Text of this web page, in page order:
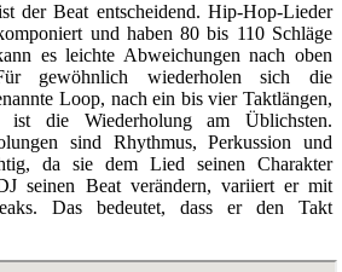
der Beat entscheidend. Hip-Hop-Lieder
und haben 80 bis 110 Schläge
es leichte Abweichungen nach oben
gewöhnlich wiederholen sich die
Loop, nach ein bis vier Taktlängen,
ist die Wiederholung am Üblichsten.
sind Rhythmus, Perkussion und
da sie dem Lied seinen Charakter
seinen Beat verändern, variiert er mit
Das bedeutet, dass er den Takt